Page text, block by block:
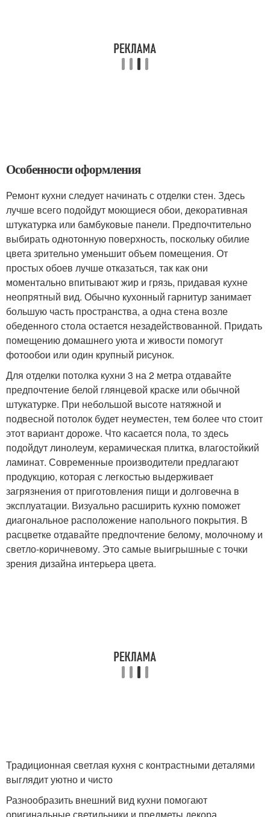
Особенности оформления
Ремонт кухни следует начинать с отделки стен. Здесь
лучше всего подойдут моющиеся обои, декоративная
штукатурка или бамбуковые панели. Предпочтительно
выбирать однотонную поверхность, поскольку обилие
цвета зрительно уменьшит объем помещения. От
простых обоев лучше отказаться, так как они
моментально впитывают жир и грязь, придавая кухне
неопрятный вид. Обычно кухонный гарнитур занимает
большую часть пространства, а одна стена возле
обеденного стола остается незадействованной. Придать
помещению домашнего уюта и живости помогут
фотообои или один крупный рисунок.
Для отделки потолка кухни 3 на 2 метра отдавайте
предпочтение белой глянцевой краске или обычной
штукатурке. При небольшой высоте натяжной и
подвесной потолок будет неуместен, тем более что стоит
этот вариант дороже. Что касается пола, то здесь
подойдут линолеум, керамическая плитка, влагостойкий
ламинат. Современные производители предлагают
продукцию, которая с легкостью выдерживает
загрязнения от приготовления пищи и долговечна в
эксплуатации. Визуально расширить кухню поможет
диагональное расположение напольного покрытия. В
расцветке отдавайте предпочтение белому, молочному и
светло-коричневому. Это самые выигрышные с точки
зрения дизайна интерьера цвета.
Традиционная светлая кухня с контрастными деталями
выглядит уютно и чисто
Разнообразить внешний вид кухни помогают
оригинальные светильники и предметы декора